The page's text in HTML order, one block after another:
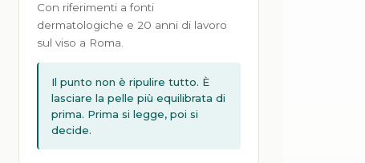
Con riferimenti a fonti
dermatologiche e 20 anni di lavoro
sul viso a Roma.
Il punto non è ripulire tutto. È
lasciare la pelle più equilibrata di
prima. Prima si legge, poi si
decide.